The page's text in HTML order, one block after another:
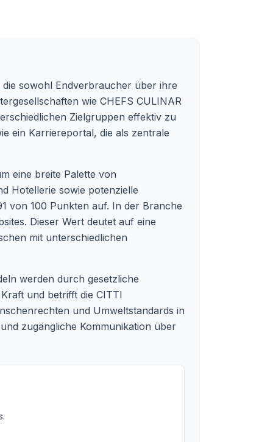
die sowohl Endverbraucher über ihre
wie CHEFS CULINAR
Zielgruppen effektiv zu
ein Karriereportal, die als zentrale
eine breite Palette von
Hotellerie sowie potenzielle
von 100 Punkten auf. In der Branche
Dieser Wert deutet auf eine
mit unterschiedlichen
werden durch gesetzliche
und betrifft die CITTI
und Umweltstandards in
zugängliche Kommunikation über
.